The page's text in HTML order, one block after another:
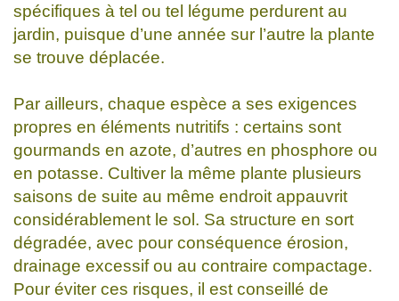
spécifiques à tel ou tel légume perdurent au
jardin, puisque d’une année sur l’autre la plante
se trouve déplacée.
Par ailleurs, chaque espèce a ses exigences
propres en éléments nutritifs : certains sont
gourmands en azote, d’autres en phosphore ou
en potasse. Cultiver la même plante plusieurs
saisons de suite au même endroit appauvrit
considérablement le sol. Sa structure en sort
dégradée, avec pour conséquence érosion,
drainage excessif ou au contraire compactage.
Pour éviter ces risques, il est conseillé de